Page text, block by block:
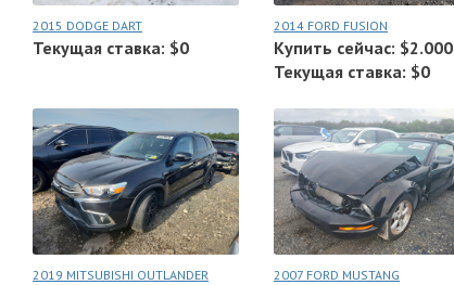
2015 DODGE DART
Текущая ставка: $0
2014 FORD FUSION
Купить сейчас: $2.000
Текущая ставка: $0
2019 MITSUBISHI OUTLANDER
2007 FORD MUSTANG